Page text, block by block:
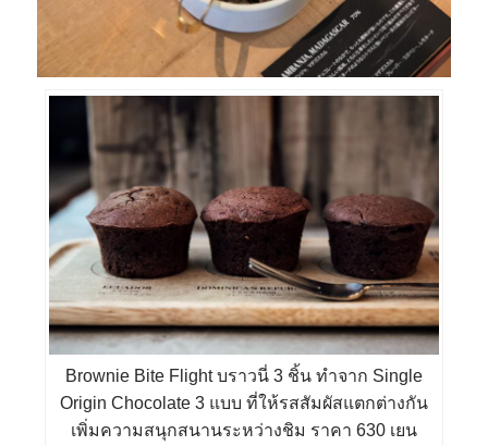
Brownie Bite Flight บราวนี่ 3 ชิ้น ทำจาก Single
Origin Chocolate 3 แบบ ที่ให้รสสัมผัสแตกต่างกัน
เพิ่มความสนุกสนานระหว่างชิม ราคา 630 เยน